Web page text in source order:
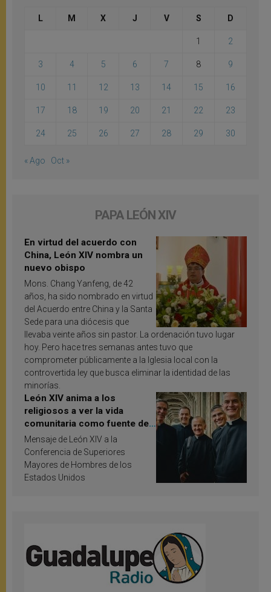
L M X J V S D
1 2
3 4 5 6 7 8 9
10 11 12 13 14 15 16
17 18 19 20 21 22 23
24 25 26 27 28 29 30
« Ago Oct »
PAPA LEÓN XIV
En virtud del acuerdo con
China, León XIV nombra un
nuevo obispo
Mons. Chang Yanfeng, de 42
años, ha sido nombrado en virtud
del Acuerdo entre China y la Santa
Sede para una diócesis que
llevaba veinte años sin pastor. La ordenación tuvo lugar
hoy. Pero hace tres semanas antes tuvo que
comprometer públicamente a la Iglesia local con la
controvertida ley que busca eliminar la identidad de las
minorías.
León XIV anima a los
religiosos a ver la vida
comunitaria como fuente de
inspiración y santificación
Mensaje de León XIV a la
Conferencia de Superiores
Mayores de Hombres de los
Estados Unidos